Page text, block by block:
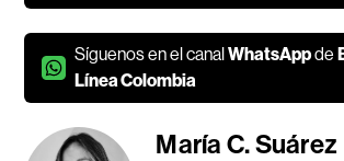
Síguenos en el canalWhatsAppde
Línea Colombia
María C. Suárez